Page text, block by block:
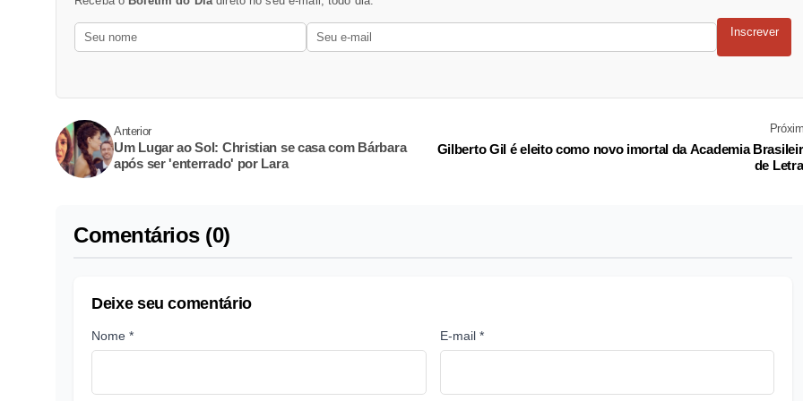
Inscrever
Anterior
Um Lugar ao Sol: Christian se casa com Bárbara
após ser 'enterrado' por Lara
Gilberto Gil é eleito como novo imortal da Academia
de
Comentários (0)
Deixe seu comentário
Nome * E-mail *